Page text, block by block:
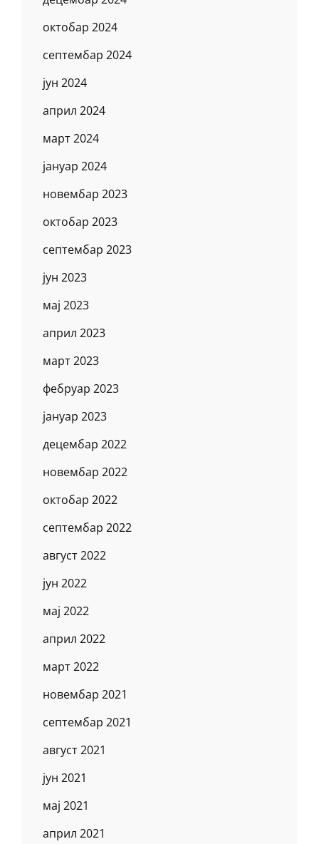
октобар 2024
септембар 2024
јун 2024
април 2024
март 2024
јануар 2024
новембар 2023
октобар 2023
септембар 2023
јун 2023
мај 2023
април 2023
март 2023
фебруар 2023
јануар 2023
децембар 2022
новембар 2022
октобар 2022
септембар 2022
август 2022
јун 2022
мај 2022
април 2022
март 2022
новембар 2021
септембар 2021
август 2021
јун 2021
мај 2021
април 2021